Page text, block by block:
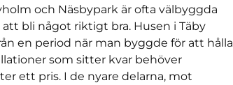
och Näsbypark är ofta välbyggda
bli något riktigt bra. Husen i Täby
en period när man byggde för att hålla
som sitter kvar behöver
ett pris. I de nyare delarna, mot